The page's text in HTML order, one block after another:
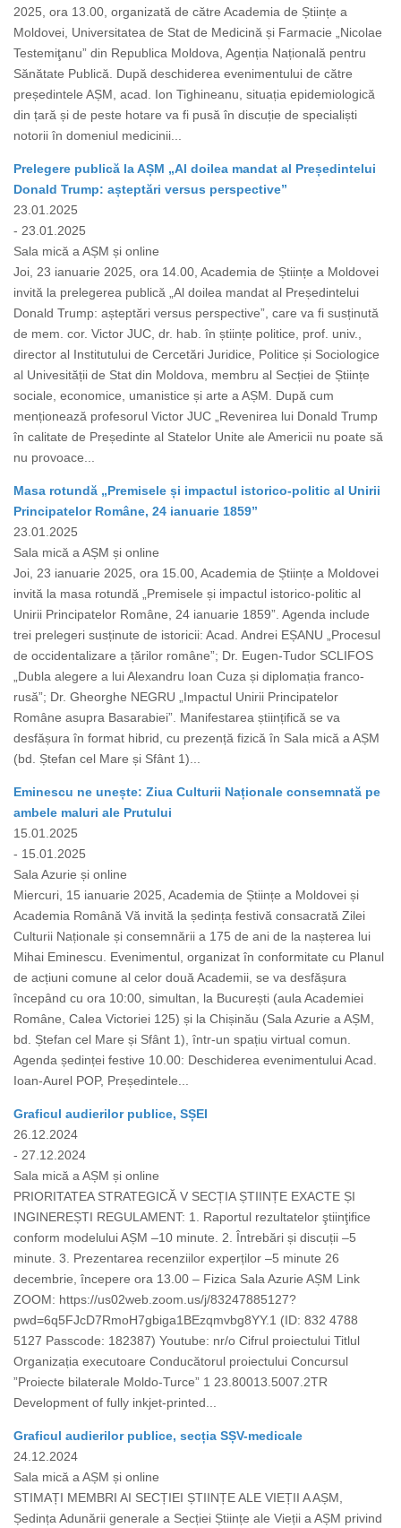
2025, ora 13.00, organizată de către Academia de Științe a
Moldovei, Universitatea de Stat de Medicină și Farmacie „Nicolae
Testemiţanu” din Republica Moldova, Agenția Națională pentru
Sănătate Publică. După deschiderea evenimentului de către
președintele AȘM, acad. Ion Tighineanu, situația epidemiologică
din țară și de peste hotare va fi pusă în discuție de specialiști
notorii în domeniul medicinii...
Prelegere publică la AȘM „Al doilea mandat al Președintelui
Donald Trump: așteptări versus perspective”
23.01.2025
- 23.01.2025
Sala mică a AȘM și online
Joi, 23 ianuarie 2025, ora 14.00, Academia de Științe a Moldovei
invită la prelegerea publică „Al doilea mandat al Președintelui
Donald Trump: așteptări versus perspective”, care va fi susținută
de mem. cor. Victor JUC, dr. hab. în științe politice, prof. univ.,
director al Institutului de Cercetări Juridice, Politice și Sociologice
al Univesității de Stat din Moldova, membru al Secției de Științe
sociale, economice, umanistice și arte a AȘM. După cum
menționează profesorul Victor JUC „Revenirea lui Donald Trump
în calitate de Președinte al Statelor Unite ale Americii nu poate să
nu provoace...
Masa rotundă „Premisele și impactul istorico-politic al Unirii
Principatelor Române, 24 ianuarie 1859”
23.01.2025
Sala mică a AȘM și online
Joi, 23 ianuarie 2025, ora 15.00, Academia de Științe a Moldovei
invită la masa rotundă „Premisele și impactul istorico-politic al
Unirii Principatelor Române, 24 ianuarie 1859”. Agenda include
trei prelegeri susținute de istoricii: Acad. Andrei EȘANU „Procesul
de occidentalizare a țărilor române”; Dr. Eugen-Tudor SCLIFOS
„Dubla alegere a lui Alexandru Ioan Cuza și diplomația franco-
rusă”; Dr. Gheorghe NEGRU „Impactul Unirii Principatelor
Române asupra Basarabiei”. Manifestarea științifică se va
desfășura în format hibrid, cu prezență fizică în Sala mică a AȘM
(bd. Ștefan cel Mare și Sfânt 1)...
Eminescu ne unește: Ziua Culturii Naționale consemnată pe
ambele maluri ale Prutului
15.01.2025
- 15.01.2025
Sala Azurie și online
Miercuri, 15 ianuarie 2025, Academia de Științe a Moldovei și
Academia Română Vă invită la ședința festivă consacrată Zilei
Culturii Naționale și consemnării a 175 de ani de la nașterea lui
Mihai Eminescu. Evenimentul, organizat în conformitate cu Planul
de acțiuni comune al celor două Academii, se va desfășura
începând cu ora 10:00, simultan, la București (aula Academiei
Române, Calea Victoriei 125) și la Chișinău (Sala Azurie a AȘM,
bd. Ștefan cel Mare și Sfânt 1), într-un spațiu virtual comun.
Agenda ședinței festive 10.00: Deschiderea evenimentului Acad.
Ioan-Aurel POP, Președintele...
Graficul audierilor publice, SȘEI
26.12.2024
- 27.12.2024
Sala mică a AȘM și online
PRIORITATEA STRATEGICĂ V SECȚIA ȘTIINȚE EXACTE ȘI
INGINEREȘTI REGULAMENT: 1. Raportul rezultatelor ştiinţifice
conform modelului AȘM –10 minute. 2. Întrebări și discuții –5
minute. 3. Prezentarea recenziilor experților –5 minute 26
decembrie, începere ora 13.00 – Fizica Sala Azurie AȘM Link
ZOOM: https://us02web.zoom.us/j/83247885127?
pwd=6q5FJcD7RmoH7gbiga1BEzqmvbg8YY.1 (ID: 832 4788
5127 Passcode: 182387) Youtube: nr/o Cifrul proiectului Titlul
Organizația executoare Conducătorul proiectului Concursul
”Proiecte bilaterale Moldo-Turce” 1 23.80013.5007.2TR
Development of fully inkjet-printed...
Graficul audierilor publice, secția SȘV-medicale
24.12.2024
Sala mică a AȘM și online
STIMAȚI MEMBRI AI SECȚIEI ȘTIINȚE ALE VIEȚII A AȘM,
Ședința Adunării generale a Secției Științe ale Vieții a AȘM privind